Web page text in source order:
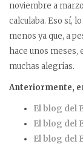
noviembre a
calculaba. Eso sí,
menos ya que, a
hace unos meses,
muchas alegrías.
Anteriormente,
El blog del
El blog del
El blog del